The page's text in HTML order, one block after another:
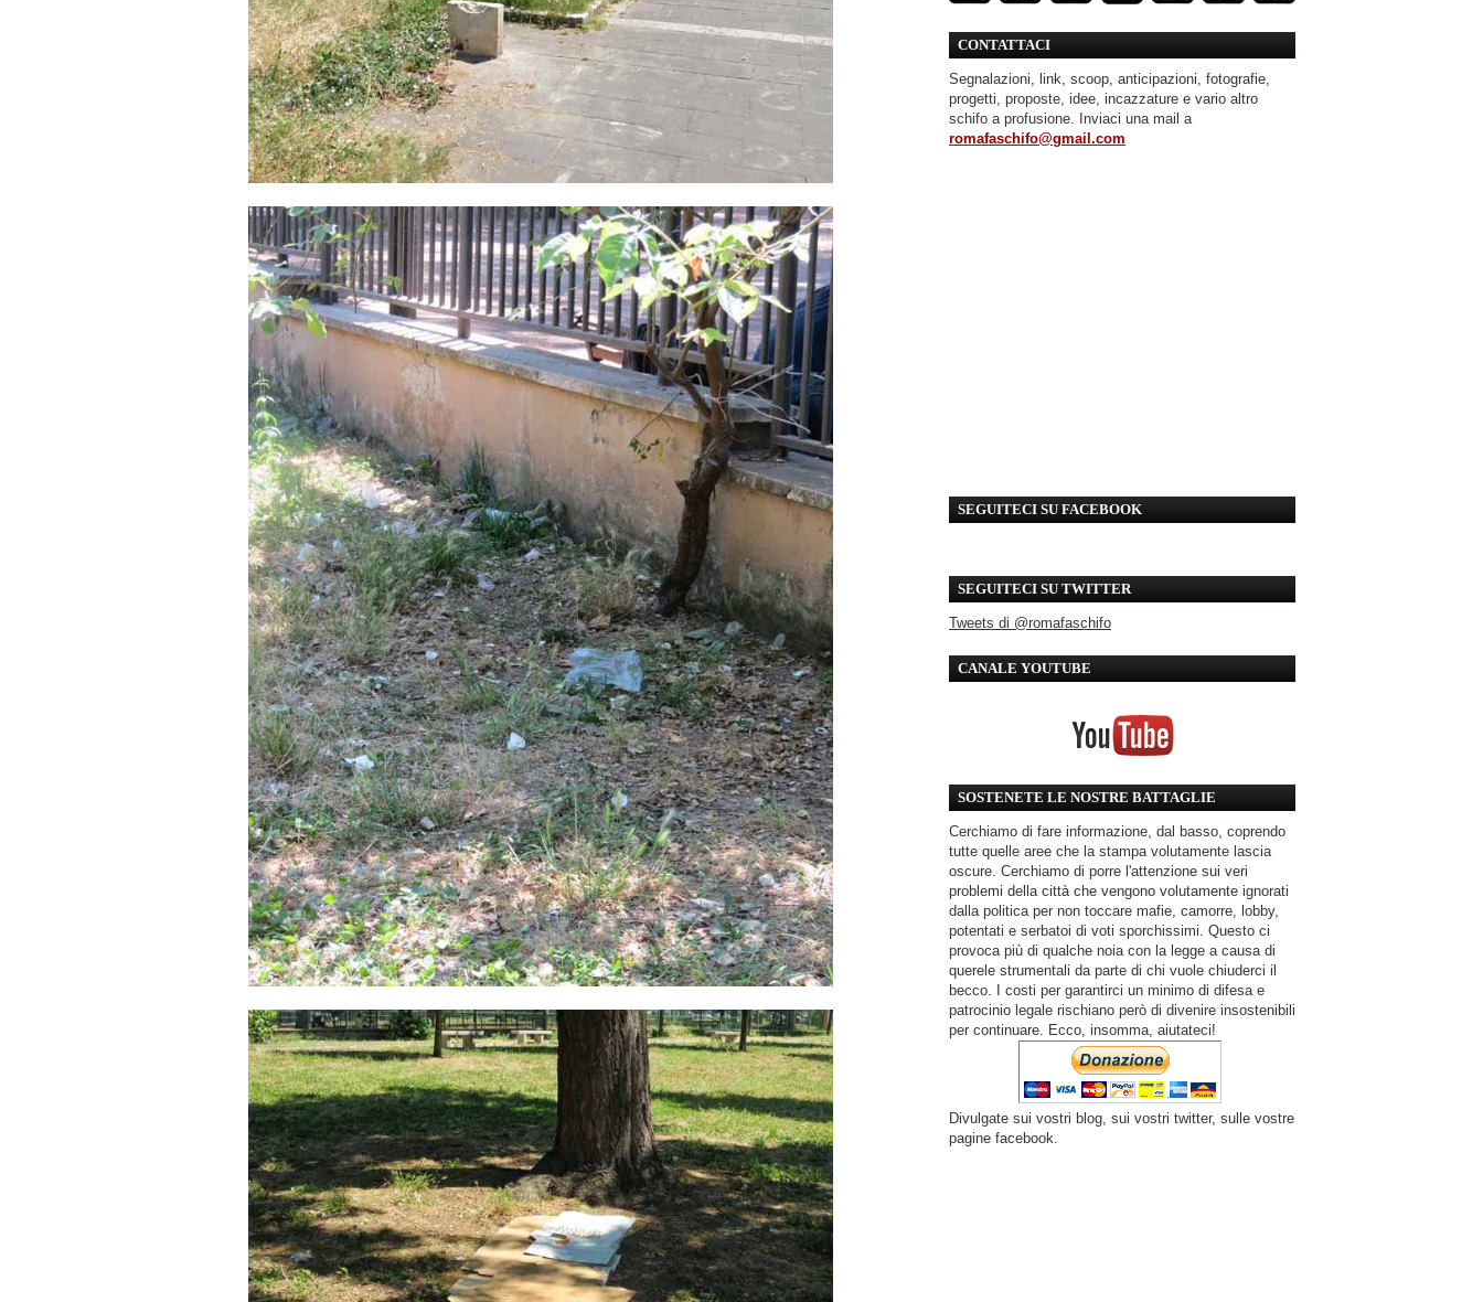
CONTATTACI
Segnalazioni, link, scoop, anticipazioni, fotografie,
progetti, proposte, idee, incazzature e vario altro
schifo a profusione. Inviaci una mail a
romafaschifo@gmail.com
SEGUITECI SU FACEBOOK
SEGUITECI SU TWITTER
Tweets di @romafaschifo
CANALE YOUTUBE
SOSTENETE LE NOSTRE BATTAGLIE
Cerchiamo di fare informazione, dal basso, coprendo
tutte quelle aree che la stampa volutamente lascia
oscure. Cerchiamo di porre l'attenzione sui veri
problemi della città che vengono volutamente ignorati
dalla politica per non toccare mafie, camorre, lobby,
potentati e serbatoi di voti sporchissimi. Questo ci
provoca più di qualche noia con la legge a causa di
querele strumentali da parte di chi vuole chiuderci il
becco. I costi per garantirci un minimo di difesa e
patrocinio legale rischiano però di divenire insostenibili
per continuare. Ecco, insomma, aiutateci!
Divulgate sui vostri blog, sui vostri twitter, sulle vostre
pagine facebook.